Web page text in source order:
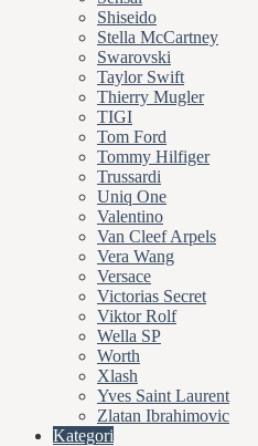
Shiseido
Stella McCartney
Swarovski
Taylor Swift
Thierry Mugler
TIGI
Tom Ford
Tommy Hilfiger
Trussardi
Uniq One
Valentino
Van Cleef Arpels
Vera Wang
Versace
Victorias Secret
Viktor Rolf
Wella SP
Worth
Xlash
Yves Saint Laurent
Zlatan Ibrahimovic
Kategori